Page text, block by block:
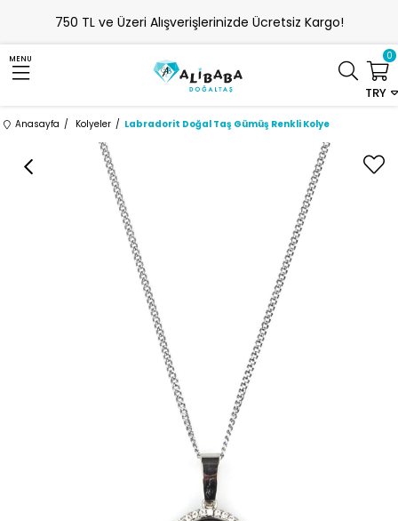
750 TL ve Üzeri Alışverişlerinizde Ücretsiz Kargo!
MENU
TRY
0
Anasayfa Kolyeler Labradorit Doğal Taş Gümüş Renkli Kolye